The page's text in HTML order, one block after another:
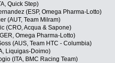
Quick Step)
(ESP, Omega Pharma-Lotto)
(AUT, Team Milram)
(CRO, Acqua & Sapone)
Omega Pharma-Lotto)
(AUS, Team HTC - Columbia)
Liquigas-Doimo)
(ITA, BMC Racing Team)